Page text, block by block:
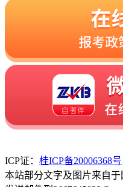
ICP证： 桂ICP备20006368号
本站部分文字及图片来自